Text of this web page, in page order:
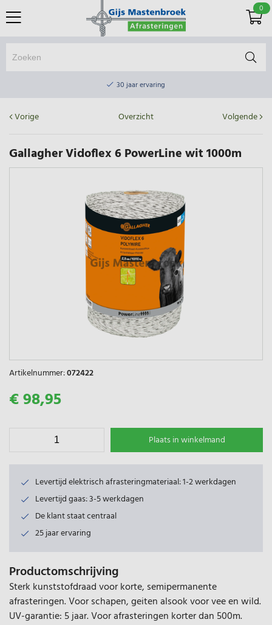
0
30 jaar ervaring
30 jaar ervaring
Elektrisch afrasteringsmateriaal gratis verzending vanaf €75
Vorige Overzicht Volgende
Gallagher Vidoflex 6 PowerLine wit 1000m
Artikelnummer:072422
€ 98,95
Plaats in winkelmand
Levertijd elektrisch afrasteringmateriaal: 1-2 werkdagen
Levertijd gaas: 3-5 werkdagen
De klant staat centraal
25 jaar ervaring
Productomschrijving
Sterk kunststofdraad voor korte, semipermanente
afrasteringen. Voor schapen, geiten alsook voor vee en wild.
UV-garantie: 5 jaar. Voor afrasteringen korter dan 500m.